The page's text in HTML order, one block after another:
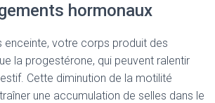
hormonaux
enceinte, votre corps produit des
la progestérone, qui peuvent ralentir
Cette diminution de la motilité
une accumulation de selles dans le